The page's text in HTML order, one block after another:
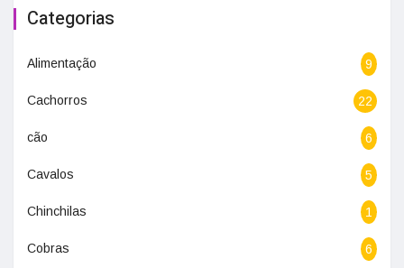
Categorias
Alimentação 9
Cachorros 22
cão 6
Cavalos 5
Chinchilas 1
Cobras 6